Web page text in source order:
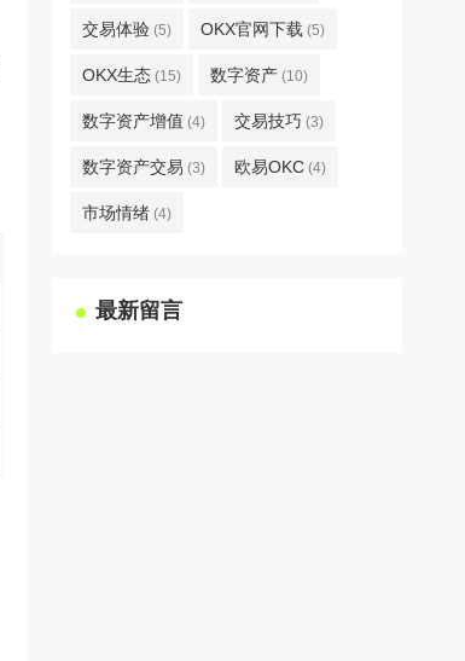
交易体验 (5) OKX官网下载 (5)
OKX生态 (15) 数字资产 (10)
数字资产增值 (4) 交易技巧 (3)
数字资产交易 (3) 欧易OKC (4)
市场情绪 (4)
最新留言